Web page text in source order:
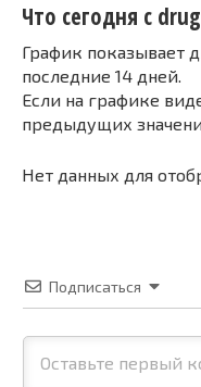
Что сегодня с
График показывает
последние 14 дней.
Если на графике
предыдущих
Нет данных для
Подписаться